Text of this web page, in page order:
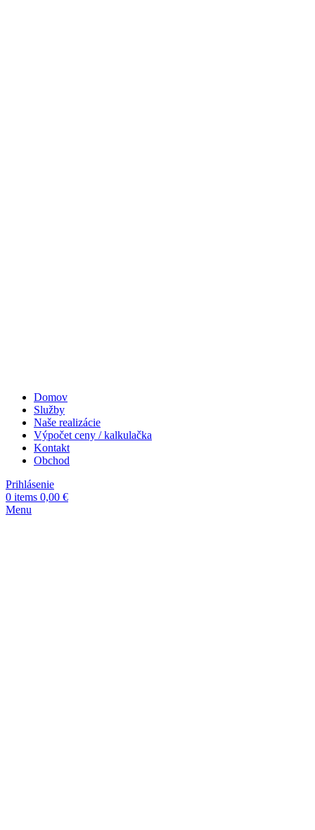
Domov
Služby
Naše realizácie
Výpočet ceny / kalkulačka
Kontakt
Obchod
Prihlásenie
0 items 0,00 €
Menu